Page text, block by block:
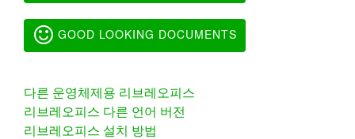
GOOD LOOKING DOCUMENTS
다른 운영체제용 리브레오피스
리브레오피스 다른 언어 버전
리브레오피스 설치 방법